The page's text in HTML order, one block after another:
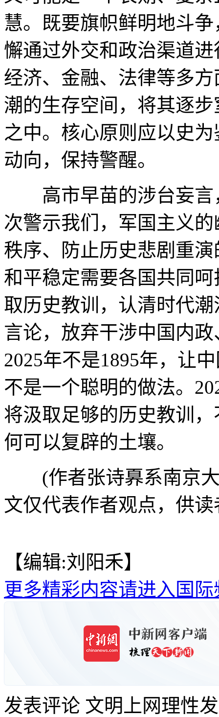
慧。既要旗帜鲜明地斗
懈通过外交和政治渠道
经济、金融、法律等多
潮的生存空间，将其逐
之中。核心原则应以史
动向，保持警醒。
高市早苗的涉台妄言
次警示我们，军国主义
秩序、防止历史悲剧重
和平稳定需要各国共同
取历史教训，认清时代
言论，放弃干涉中国内
2025年不是1895年，让
不是一个聪明的做法。
将汲取足够的历史教训
何可以复辟的土壤。
(作者张诗奡系南京大
文仅代表作者观点，供
【编辑:刘阳禾】
更多精彩内容请进入国际
发表评论 文明上网理性